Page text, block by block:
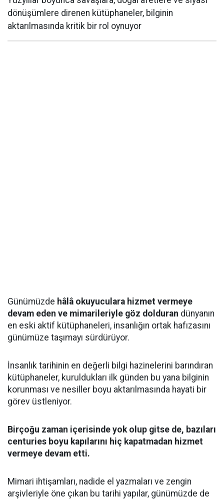
dönüşümlere direnen kütüphaneler, bilginin
aktarılmasında kritik bir rol oynuyor
Günümüzde hâlâ okuyuculara hizmet vermeye
devam eden ve mimarileriyle göz dolduran dünyanın
en eski aktif kütüphaneleri, insanlığın ortak hafızasını
günümüze taşımayı sürdürüyor.
İnsanlık tarihinin en değerli bilgi hazinelerini barındıran
kütüphaneler, kuruldukları ilk günden bu yana bilginin
korunması ve nesiller boyu aktarılmasında hayati bir
görev üstleniyor.
Birçoğu zaman içerisinde yok olup gitse de, bazıları
centuries boyu kapılarını hiç kapatmadan hizmet
vermeye devam etti.
Mimari ihtişamları, nadide el yazmaları ve zengin
arşivleriyle öne çıkan bu tarihi yapılar, günümüzde de